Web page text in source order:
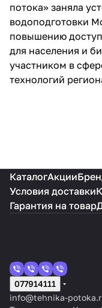
потока» заняла
водоподготовки
повышению
для населения и
участником в
технологий
КаталогАкции
Условия доставки
Гарантия на товар
077914111
info@tehnika-